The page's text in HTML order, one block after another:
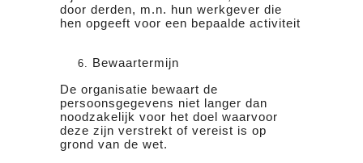
door derden, m.n. hun werkgever die
hen opgeeft voor een bepaalde activiteit
Bewaartermijn
De organisatie bewaart de
persoonsgegevens niet langer dan
noodzakelijk voor het doel waarvoor
deze zijn verstrekt of vereist is op
grond van de wet.